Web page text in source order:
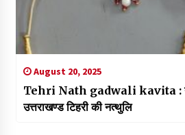
August 20, 2025
Tehri Nath gadwali kavita : गढ़वाली कविता-
उत्तराखण्ड टिहरी की नत्थुलि